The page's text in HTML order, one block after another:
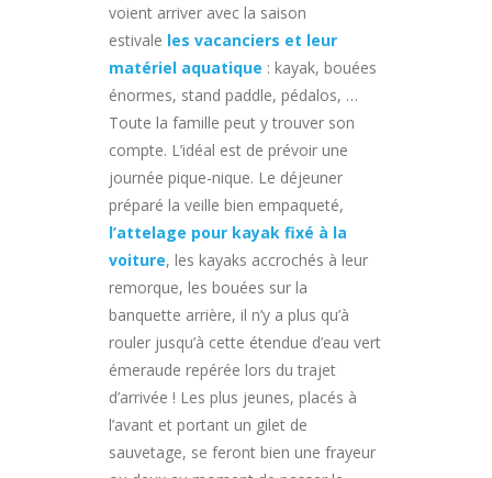
voient arriver avec la saison
estivale les vacanciers et leur
matériel aquatique : kayak, bouées
énormes, stand paddle, pédalos, …
Toute la famille peut y trouver son
compte. L’idéal est de prévoir une
journée pique-nique. Le déjeuner
préparé la veille bien empaqueté,
l’attelage pour kayak fixé à la
voiture, les kayaks accrochés à leur
remorque, les bouées sur la
banquette arrière, il n’y a plus qu’à
rouler jusqu’à cette étendue d’eau vert
émeraude repérée lors du trajet
d’arrivée ! Les plus jeunes, placés à
l’avant et portant un gilet de
sauvetage, se feront bien une frayeur